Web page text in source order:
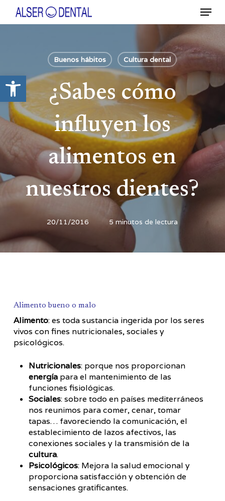
Abrir barra de herramientas
contenido
Menú
Buenos hábitos Cultura dental
¿Sabes cómo
influyen los
alimentos en
nuestros dientes?
20/11/2016 5 minutos de lectura
Alimento bueno o malo
Alimento: es toda sustancia ingerida por los seres
vivos con fines nutricionales, sociales y
psicológicos.
Nutricionales: porque nos proporcionan
energíapara el mantenimiento de las
funciones fisiológicas.
Sociales: sobre todo en países mediterráneos
nos reunimos para comer, cenar, tomar
tapas… favoreciendo la comunicación, el
establecimiento de lazos afectivos, las
conexiones sociales y la transmisión de la
cultura.
Psicológicos: Mejora la salud emocional y
proporciona satisfacción y obtención de
sensaciones gratificantes.
Menu